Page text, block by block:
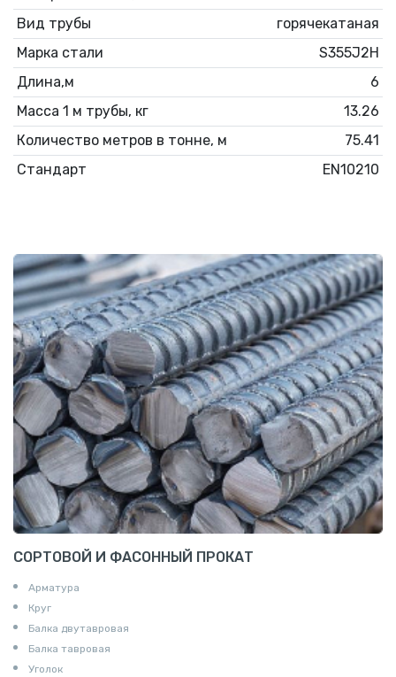
Вид трубы
горячекатаная
Марка стали
S355J2H
Длина,м
6
Масса 1 м трубы, кг
13.26
Количество метров в тонне, м
75.41
Стандарт
EN10210
СОРТОВОЙ И ФАСОННЫЙ ПРОКАТ
Арматура
Круг
Балка двутавровая
Балка тавровая
Уголок